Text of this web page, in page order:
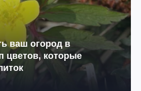
ваш огород в
цветов, которые